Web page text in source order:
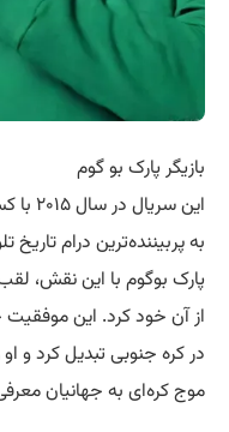
بازیگر پارک بو گوم
به پربیننده‌ترین درام
پارک بوگوم با این نقش،
از آن خود کرد. این موفقیت
در کره جنوبی تبدیل کرد و
موج کره‌ای به جهانیان